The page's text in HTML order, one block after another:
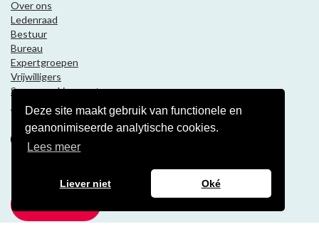
Deze site maakt gebruik van functionele en
geanonimiseerde analytische cookies.
Lees meer
Liever niet Oké
Over ons
Ledenraad
Bestuur
Bureau
Expertgroepen
Vrijwilligers
Samenwerkingspartners
Volg ons